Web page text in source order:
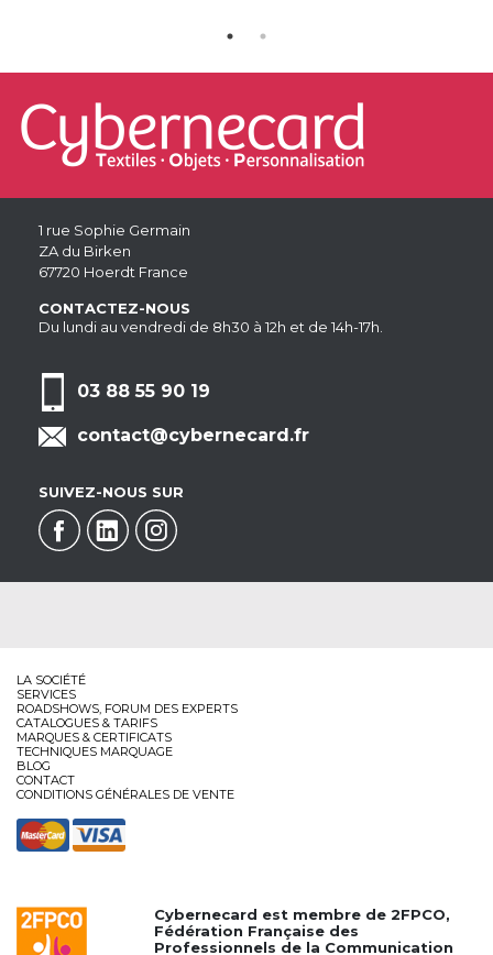
1 rue Sophie Germain
ZA du Birken
67720 Hoerdt France
CONTACTEZ-NOUS
Du lundi au vendredi de 8h30 à 12h et de 14h-17h.
03 88 55 90 19
contact@cybernecard.fr
SUIVEZ-NOUS SUR
LA SOCIÉTÉ
SERVICES
ROADSHOWS, FORUM DES EXPERTS
CATALOGUES & TARIFS
MARQUES & CERTIFICATS
TECHNIQUES MARQUAGE
BLOG
CONTACT
CONDITIONS GÉNÉRALES DE VENTE
Cybernecard est membre de2FPCO,
Fédération Française des
Professionnels de la Communication